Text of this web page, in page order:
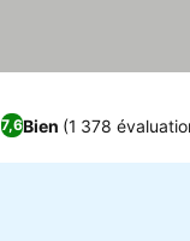
7,6Bien (1 378